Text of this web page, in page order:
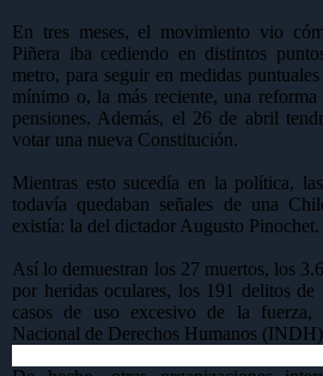
En tres meses, el movimiento vio
Piñera iba cediendo en distintos
metro, para seguir en medidas
mínimo o, la más reciente, una
pensiones. Además, el 26 de abril
votar una nueva Constitución.
Mientras esto sucedía en la política,
todavía quedaban señales de una
existía: la del dictador Augusto Pinochet.
Así lo demuestran los 27 muertos, los
por heridas oculares, los 191 delitos
casos de uso excesivo de la fuerza,
Nacional de Derechos Humanos